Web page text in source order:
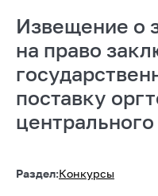
Извещение о
на право
поставку
Раздел:Конкурсы